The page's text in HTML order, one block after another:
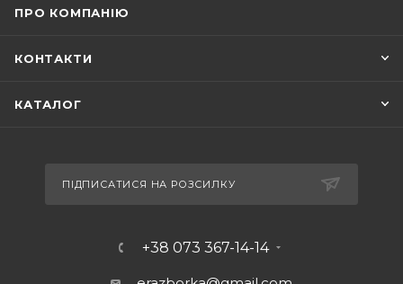
ПРО КОМПАНІЮ
КОНТАКТИ
КАТАЛОГ
ПІДПИСАТИСЯ НА РОЗСИЛКУ
+38 073 367-14-14